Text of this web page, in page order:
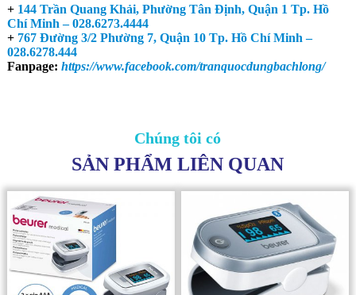
+ 144 Trần Quang Khải, Phường Tân Định, Quận 1 Tp. Hồ
Chí Minh – 028.6273.4444
+ 767 Đường 3/2 Phường 7, Quận 10 Tp. Hồ Chí Minh –
028.6278.444
Fanpage: https://www.facebook.com/tranquocdungbachlong/
Chúng tôi có
SẢN PHẨM LIÊN QUAN